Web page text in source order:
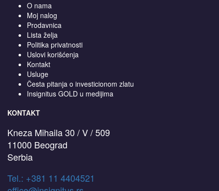
O nama
Moj nalog
Prodavnica
Lista želja
Politika privatnosti
Uslovi korišćenja
Kontakt
Usluge
Česta pitanja o investicionom zlatu
Insignitus GOLD u medijima
KONTAKT
Kneza Mihaila 30 / V / 509
11000 Beograd
Serbia
Tel.: +381 11 4404521